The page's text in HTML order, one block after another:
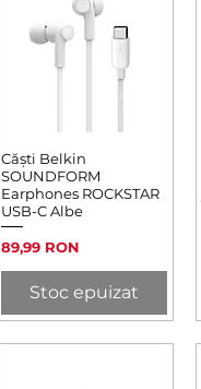
Afișare rapidă
Căști Belkin
SOUNDFORM
Earphones ROCKSTAR
USB-C Albe
Preț
89,99 RON
Stoc epuizat